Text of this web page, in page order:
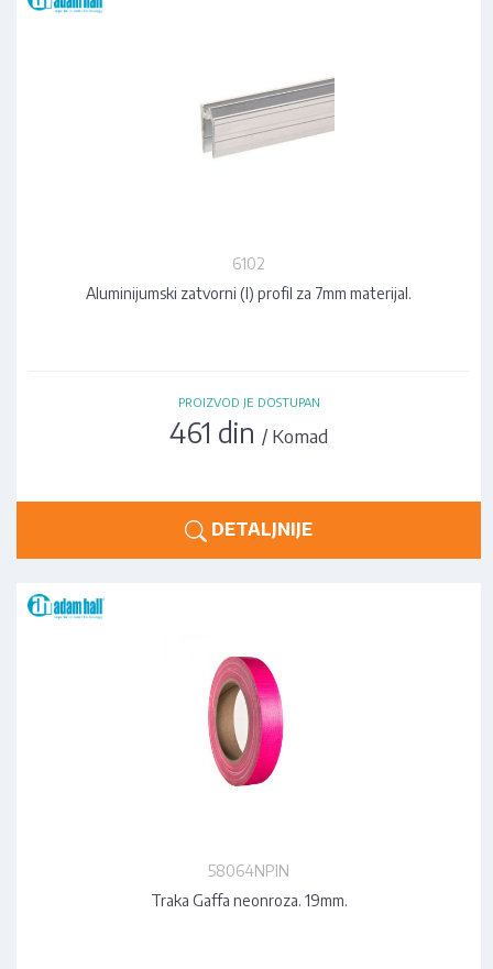
6102
Aluminijumski zatvorni (I) profil za 7mm materijal.
PROIZVOD JE DOSTUPAN
461 din/ Komad
DETALJNIJE
58064NPIN
Traka Gaffa neonroza. 19mm.